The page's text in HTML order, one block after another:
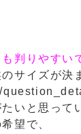
判りやすい
サイズが決
いと思って
望で、